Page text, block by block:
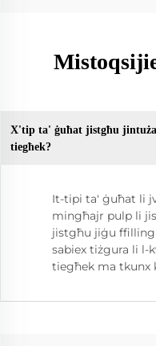
X'tip ta' ġuħat jistgħu
tiegħek?
It-tipi ta' ġuħat li
mingħajr pulp li
jistgħu jiġu
sabiex tiżgura li
tiegħek ma tkunx